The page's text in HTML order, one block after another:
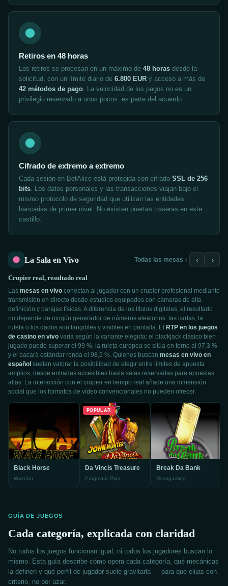
Retiros en 48 horas
Los retiros se procesan en un máximo de 48 horas desde la
solicitud, con un límite diario de 6.800 EUR y acceso a más de
42 métodos de pago. La velocidad de los pagos no es un
privilegio reservado a unos pocos: es parte del acuerdo.
Cifrado de extremo a extremo
Cada sesión en BetAlice está protegida con cifrado SSL de 256
bits. Los datos personales y las transacciones viajan bajo el
mismo protocolo de seguridad que utilizan las entidades
bancarias de primer nivel. No existen puertas traseras en este
castillo.
La Sala en Vivo Todas las mesas ‹ ›
Crupier real, resultado real
Las mesas en vivo conectan al jugador con un crupier profesional mediante
transmisión en directo desde estudios equipados con cámaras de alta
definición y barajas físicas. A diferencia de los títulos digitales, el resultado
no depende de ningún generador de números aleatorios: las cartas, la
ruleta o los dados son tangibles y visibles en pantalla. El RTP en los juegos
de casino en vivo varía según la variante elegida: el blackjack clásico bien
jugado puede superar el 99 %, la ruleta europea se sitúa en torno al 97,3 %
y el bacará estándar ronda el 98,9 %. Quienes buscan mesas en vivo en
español suelen valorar la posibilidad de elegir entre límites de apuesta
amplios, desde entradas accesibles hasta salas reservadas para apuestas
altas. La interacción con el crupier en tiempo real añade una dimensión
social que los formatos de vídeo convencionales no pueden ofrecer.
Black Horse
Wazdan
POPULAR
Da Vincis Treasure
Pragmatic Play
Break Da Bank
Microgaming
GUÍA DE JUEGOS
Cada categoría, explicada con claridad
No todos los juegos funcionan igual, ni todos los jugadores buscan lo
mismo. Esta guía describe cómo opera cada categoría, qué mecánicas
la definen y qué perfil de jugador suele gravitarla — para que elijas con
criterio, no por azar.